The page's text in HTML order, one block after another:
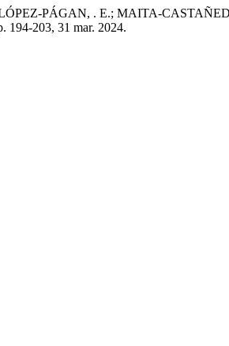
PÁGAN, . E.; MAITA-CASTAÑEDA,
194-203, 31 mar. 2024.